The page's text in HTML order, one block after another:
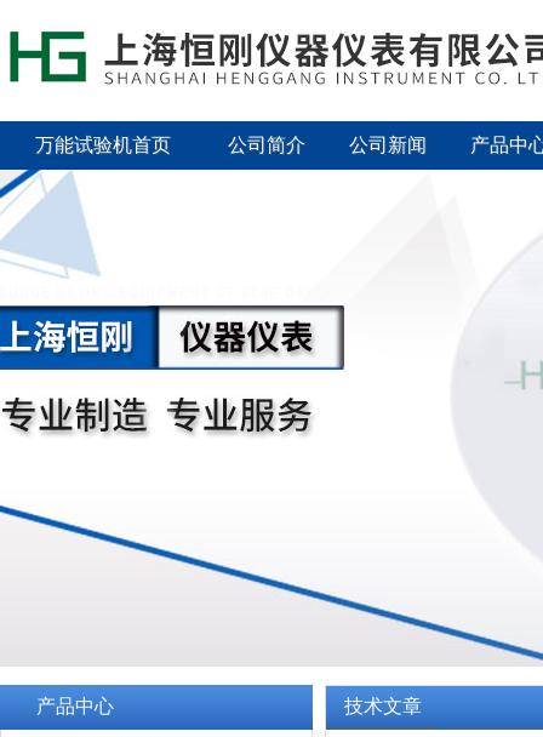
万能试验机首页 公司简介 公司新闻 产品中
产品中心 技术文章